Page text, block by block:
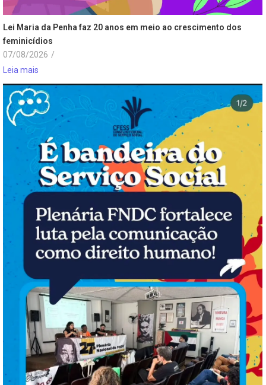
Lei Maria da Penha faz 20 anos em meio ao crescimento dos
feminicídios
07/08/2026 /
Leia mais